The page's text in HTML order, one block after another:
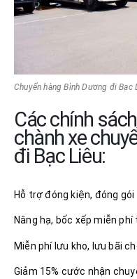
Chuyển hàng Bình Dương đi Bạc
Các chính
chành xe
đi Bạc Liêu:
Hỗ trợ đóng kiện, đóng gói
Nâng hạ, bốc xếp miễn
Miễn phí lưu kho, lưu bãi
Giảm 15% cước nhận